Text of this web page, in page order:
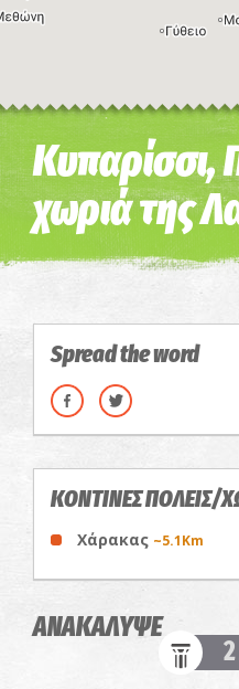
Η εικόνα
Κυπαρίσσι,
χωριά της
Spread the word
ΚΟΝΤΙΝΕΣ ΠΟΛΕΙΣ/
Χάρακας ~5.1Km
ΑΝΑΚΑΛΥΨΕ
2